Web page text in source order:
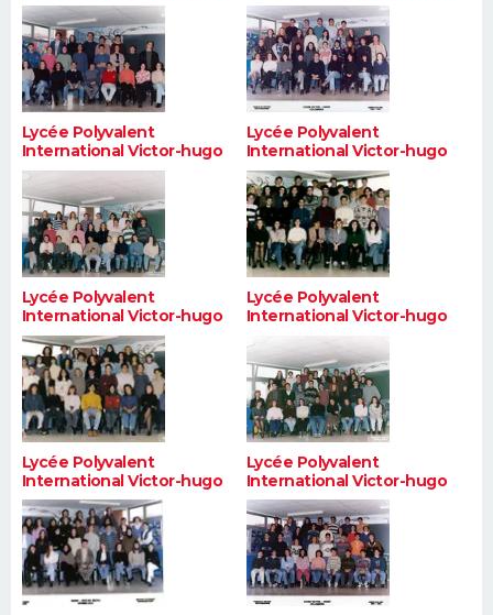
Lycée Polyvalent
International Victor-hugo
Lycée Polyvalent
International Victor-hugo
Lycée Polyvalent
International Victor-hugo
Lycée Polyvalent
International Victor-hugo
Lycée Polyvalent
International Victor-hugo
Lycée Polyvalent
International Victor-hugo